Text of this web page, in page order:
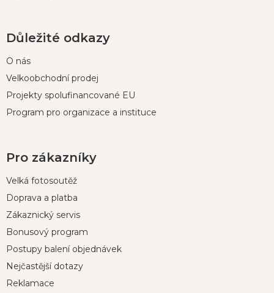
Důležité odkazy
O nás
Velkoobchodní prodej
Projekty spolufinancované EU
Program pro organizace a instituce
Pro zákazníky
Velká fotosoutěž
Doprava a platba
Zákaznický servis
Bonusový program
Postupy balení objednávek
Nejčastější dotazy
Reklamace